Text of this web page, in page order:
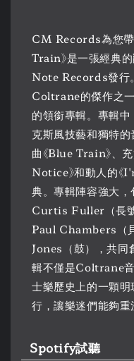
CM Records為您
Train》是一張經典
Note Records發行
Coltrane的傑作之
的領銜專輯。專輯
克斯風技藝和獨特
曲《Blue Train》、
Notice》和動人的
典。專輯陣容強大
Curtis Fuller（長
Paul Chambers（
Jones（鼓），共同
輯不僅是Coltrane
士樂歷史上的一顆
行，讓樂迷們能夠重
Spotify試聽